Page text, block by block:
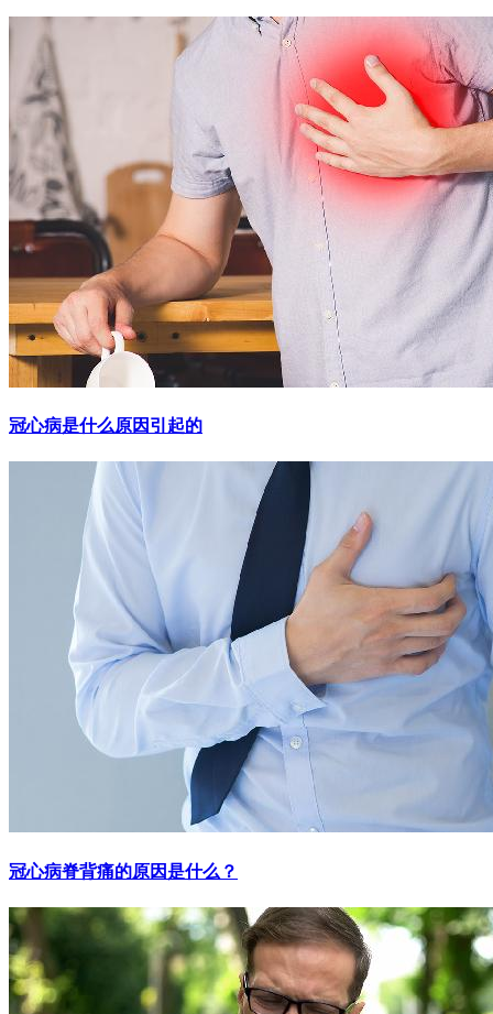
冠心病是什么原因引起的
冠心病脊背痛的原因是什么？